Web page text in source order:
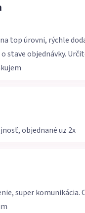
je 5 z 5 hviezdičiek.
top úrovni, rýchle
stave objednávky.
je 5 z 5 hviezdičiek.
objednané uz 2x
je 5 z 5 hviezdičiek.
super komunikácia.